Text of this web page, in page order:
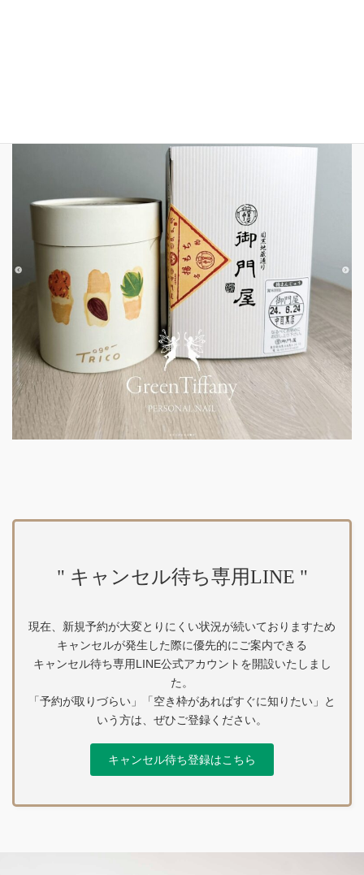
" キャンセル待ち専用LINE "
現在、新規予約が大変とりにくい状況が続いておりますため
キャンセルが発生した際に優先的にご案内できる
キャンセル待ち専用LINE公式アカウントを開設いたしまし
た。
「予約が取りづらい」「空き枠があればすぐに知りたい」と
いう方は、ぜひご登録ください。
キャンセル待ち登録はこちら